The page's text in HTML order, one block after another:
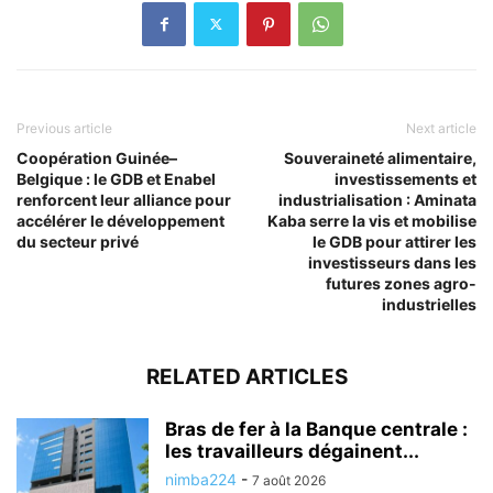
Previous article
Coopération Guinée–
Belgique : le GDB et Enabel
renforcent leur alliance pour
accélérer le développement
du secteur privé
Next article
Souveraineté alimentaire,
investissements et
industrialisation : Aminata
Kaba serre la vis et mobilise
le GDB pour attirer les
investisseurs dans les
futures zones agro-
industrielles
RELATED ARTICLES
Bras de fer à la Banque centrale :
les travailleurs dégainent...
nimba224 - 7 août 2026